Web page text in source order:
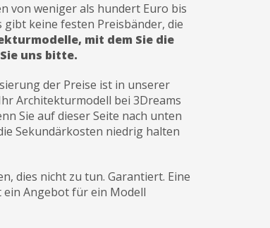
von weniger als hundert Euro bis
keine festen Preisbänder, die
mit dem Sie die
uns bitte.
der Preise ist in unserer
Architekturmodell bei 3Dreams
Sie auf dieser Seite nach unten
Sekundärkosten niedrig halten
dies nicht zu tun. Garantiert. Eine
ein Angebot für ein Modell